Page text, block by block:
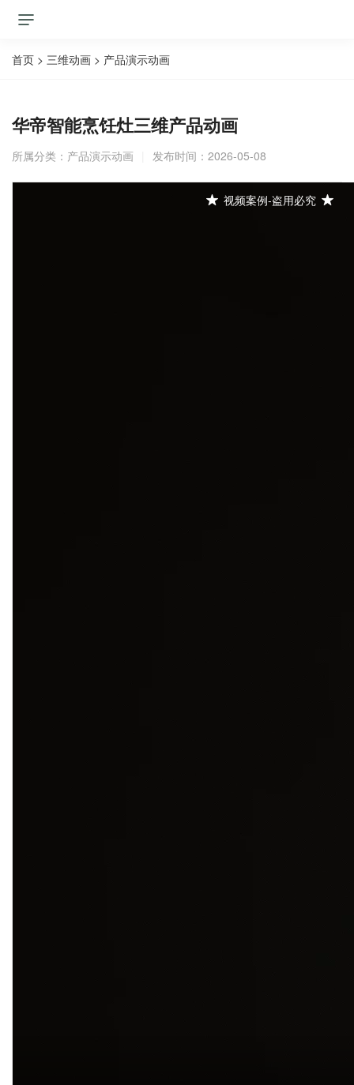
首页 > 三维动画 > 产品演示动画
华帝智能烹饪灶三维产品动画
所属分类： 产品演示动画 发布时间：2026-05-08
视频案例-盗用必究